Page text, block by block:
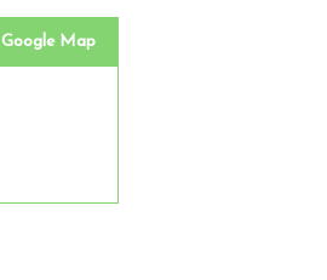
Google Map